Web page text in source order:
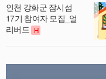
인천 강화군 잠시섬
17기 참여자 모집_얼
리버드
H